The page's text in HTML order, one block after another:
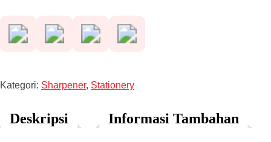
Kategori: Sharpener, Stationery
Deskripsi Informasi Tambahan